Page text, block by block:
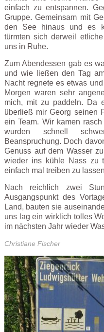
einfach zu entspannen.
Gruppe. Gemeinsam mit
den See hinaus und es
türmten sich derweil
uns in Ruhe.
Zum Abendessen gab es
und wie ließen den Tag
Nacht regnete es etwas
Morgen waren sehr
mich, mit zu paddeln. Da
überließ mir Georg seinen
ein Team. Wir kamen
wurden schnell
Beanspruchung. Doch
Genuss auf dem Wasser
wieder ins kühle Nass zu
einfach mal treiben zu
Nach reichlich zwei
Ausgangspunkt des
Land, bauten sie
uns lag ein wirklich tolles
im nächsten Jahr wieder
Christiane Fischer